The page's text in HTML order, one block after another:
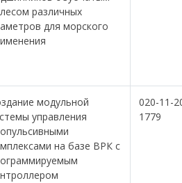
различных
для морского
модульной
управления
на базе ВРК с
020-11-
1779